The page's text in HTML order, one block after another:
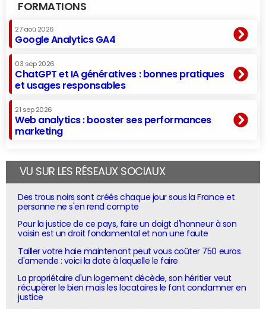
FORMATIONS
27 aoû 2026
Google Analytics GA4
03 sep 2026
ChatGPT et IA génératives : bonnes pratiques
et usages responsables
21 sep 2026
Web analytics : booster ses performances
marketing
VU SUR LES RÉSEAUX SOCIAUX
Des trous noirs sont créés chaque jour sous la France et
personne ne s'en rend compte
Pour la justice de ce pays, faire un doigt d'honneur à son
voisin est un droit fondamental et non une faute
Tailler votre haie maintenant peut vous coûter 750 euros
d'amende : voici la date à laquelle le faire
La propriétaire d'un logement décède, son héritier veut
récupérer le bien mais les locataires le font condamner en
justice